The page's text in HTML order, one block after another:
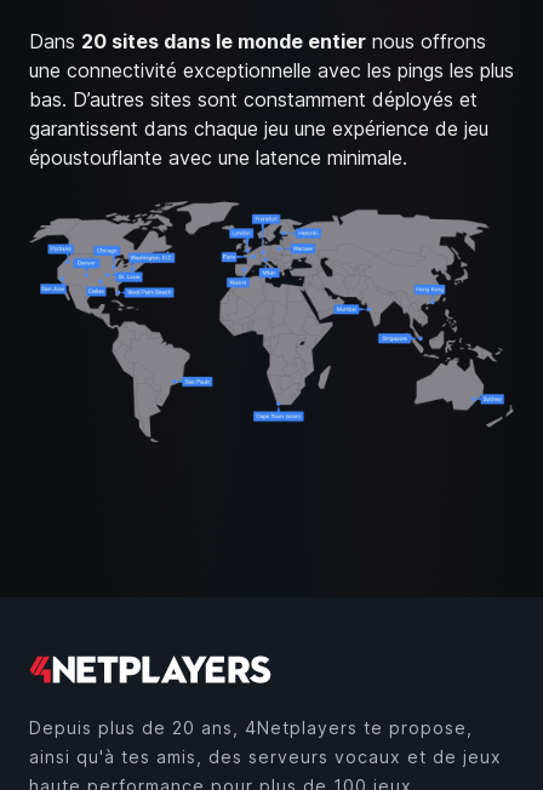
Dans 20 sites dans le monde entier nous offrons
une connectivité exceptionnelle avec les pings les plus
bas. D’autres sites sont constamment déployés et
garantissent dans chaque jeu une expérience de jeu
époustouflante avec une latence minimale.
Depuis plus de 20 ans, 4Netplayers te propose,
ainsi qu'à tes amis, des serveurs vocaux et de jeux